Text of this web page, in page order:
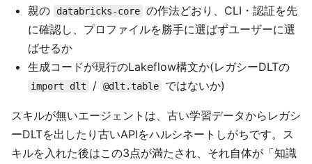
親の
databricks-core の作法どおり、CLI・認証を先
に確認し、プロファイルを勝手に選ばずユーザーに選
ばせるか
生成コードが現行のLakeflow構文か(レガシーDLTの
import dlt / @dlt.table ではないか)
スキルが無いエージェントは、古い学習データからレガシ
ーDLTを出したり古いAPIをハルシネートしがちです。ス
キルを入れた後はこの3点が満たされ、それ自体が「知識